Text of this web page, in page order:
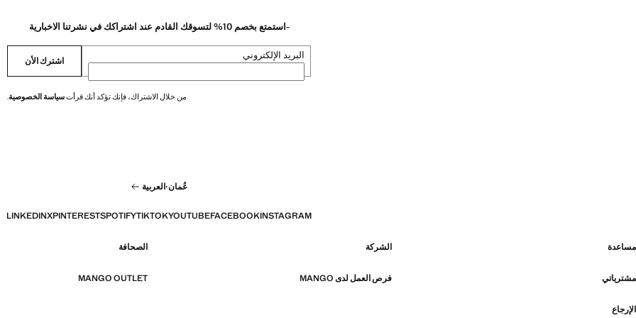
-استمتع بخصم 10% لتسوقك القادم عند اشتراكك في نشرتنا الاخبارية
البريد الإلكتروني اشترك الأن
من خلال الاشتراك، فإنك تؤكد أنك قرأتسياسة الخصوصية.
عُمان·العربية
INSTAGRAM
FACEBOOK
YOUTUBE
TIKTOK
SPOTIFY
PINTEREST
X
LINKEDIN
مساعدة الشركة الصحافة
مشترياتي فرص العمل لدى MANGO MANGO OUTLET
الإرجاع